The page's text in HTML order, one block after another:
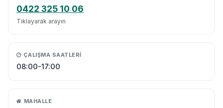
0422 325 10 06
Tıklayarak arayın
ÇALIŞMA SAATLERI
08:00-17:00
MAHALLE